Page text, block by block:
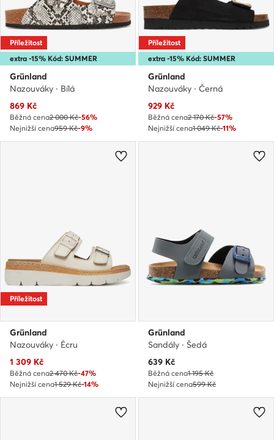
extra -15% Kód: SUMMER
Příležitost
Grünland
Nazouváky · Bílá
Aktuální cena
869 Kč
Běžná cena2 000 Kč-56%
Nejnižší cena959 Kč-9%
extra -15% Kód: SUMMER
Příležitost
Grünland
Nazouváky · Černá
Aktuální cena
929 Kč
Běžná cena2 170 Kč-57%
Nejnižší cena1 049 Kč-11%
Příležitost
Grünland
Nazouváky · Écru
Aktuální cena
1 309 Kč
Běžná cena2 470 Kč-47%
Nejnižší cena1 529 Kč-14%
Grünland
Sandály · Šedá
Aktuální cena
639 Kč
Běžná cena1 195 Kč
Nejnižší cena599 Kč